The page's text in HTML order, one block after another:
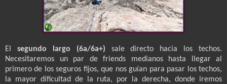
El segundo largo (6a/6a+) sale directo hacia los techos.
Necesitaremos un par de friends medianos hasta llegar al
primero de los seguros fijos, que nos guían para pasar los techos,
la mayor dificultad de la ruta, por la derecha, donde iremos